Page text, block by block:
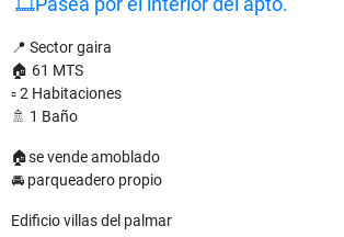
📍 Sector gaira
🏠 61 MTS
▫ 2 Habitaciones
🚿 1 Baño
🏠se vende amoblado
🚘 parqueadero propio
Edificio villas del palmar